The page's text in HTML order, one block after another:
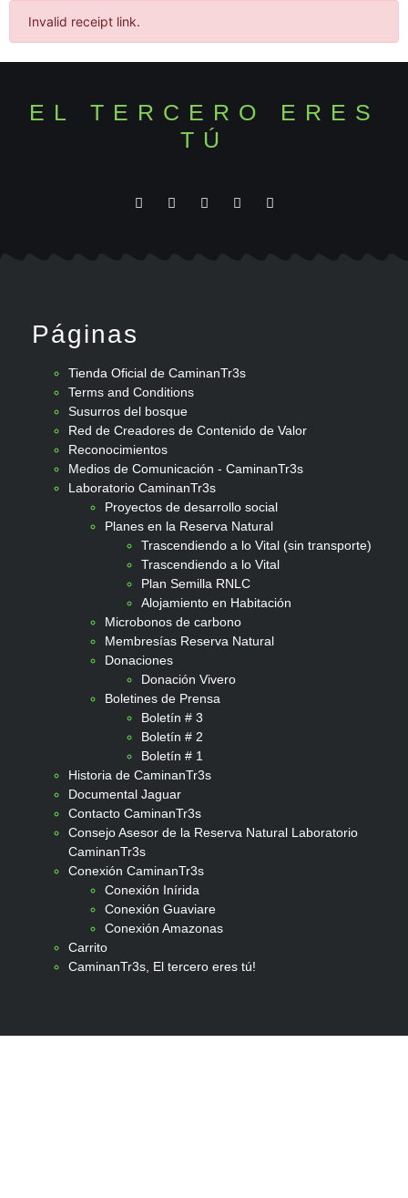
Invalid receipt link.
EL TERCERO ERES
TÚ
Páginas
Tienda Oficial de CaminanTr3s
Terms and Conditions
Susurros del bosque
Red de Creadores de Contenido de Valor
Reconocimientos
Medios de Comunicación - CaminanTr3s
Laboratorio CaminanTr3s
Proyectos de desarrollo social
Planes en la Reserva Natural
Trascendiendo a lo Vital (sin transporte)
Trascendiendo a lo Vital
Plan Semilla RNLC
Alojamiento en Habitación
Microbonos de carbono
Membresías Reserva Natural
Donaciones
Donación Vivero
Boletines de Prensa
Boletín # 3
Boletín # 2
Boletín # 1
Historia de CaminanTr3s
Documental Jaguar
Contacto CaminanTr3s
Consejo Asesor de la Reserva Natural Laboratorio
CaminanTr3s
Conexión CaminanTr3s
Conexión Inírida
Conexión Guaviare
Conexión Amazonas
Carrito
CaminanTr3s, El tercero eres tú!